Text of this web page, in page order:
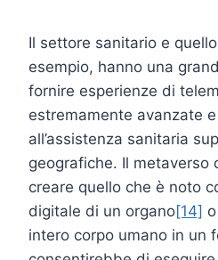
Il settore sanitario e
esempio, hanno una
fornire esperienze di
estremamente avanzate
all’assistenza sanitaria
geografiche. Il metaverso
creare quello che è noto
digitale di un organo[14]
intero corpo umano in un